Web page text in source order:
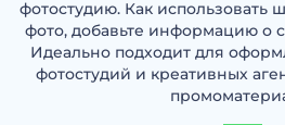
фотостудию. Как использовать
фото, добавьте информацию о
Идеально подходит для
фотостудий и креативных